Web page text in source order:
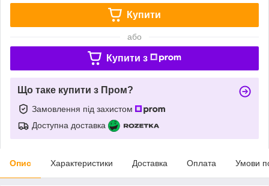
Купити
або
Купити з
Що таке купити з Пром?
Замовлення під захистом
Доступна доставка
Опис Характеристики Доставка Оплата Умови